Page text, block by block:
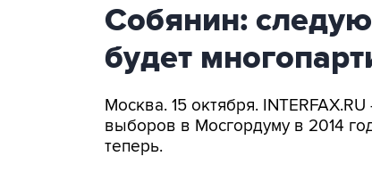
Собянин:
будет
Москва. 15 октября.
выборов в Мосгордуму в 2014
теперь.